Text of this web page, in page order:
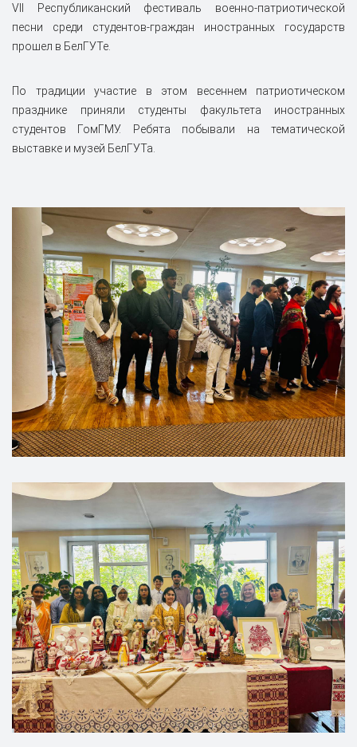
VII Республиканский фестиваль военно-патриотической
песни среди студентов-граждан иностранных государств
прошел в БелГУТе.
По традиции участие в этом весеннем патриотическом
празднике приняли студенты факультета иностранных
студентов ГомГМУ. Ребята побывали на тематической
выставке и музей БелГУТа.